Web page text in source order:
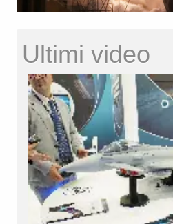
Ultimi video